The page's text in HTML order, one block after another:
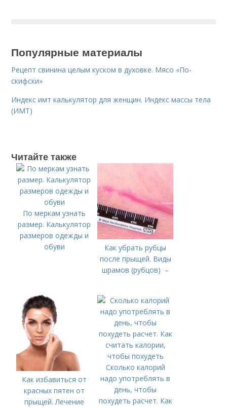
Популярные материалы
Рецепт свинина целым куском в духовке. Мясо «По-
скифски»
Индекс имт калькулятор для женщин. Индекс массы тела
(ИМТ)
Читайте также
По меркам узнать
размер. Калькулятор
размеров одежды и
обуви
Как убрать рубцы
после прыщей. Виды
шрамов (рубцов) –
Как избавиться от
красных пятен от
прыщей. Лечение
Сколько калорий
надо употреблять в
день, чтобы
похудеть расчет. Как